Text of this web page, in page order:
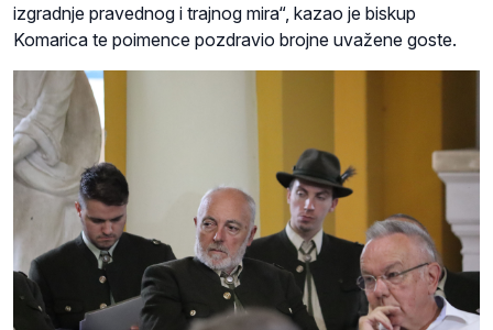
izgradnje pravednog i trajnog mira“, kazao je biskup
Komarica te poimence pozdravio brojne uvažene goste.